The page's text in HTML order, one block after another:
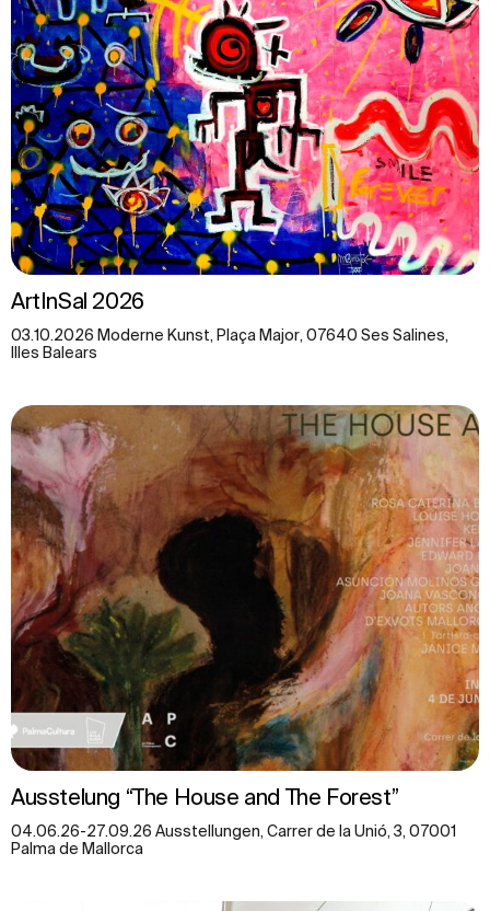
ArtInSal 2026
03.10.2026 Moderne Kunst, Plaça Major, 07640 Ses Salines,
Illes Balears
Ausstelung “The House and The Forest”
04.06.26-27.09.26 Ausstellungen, Carrer de la Unió, 3, 07001
Palma de Mallorca